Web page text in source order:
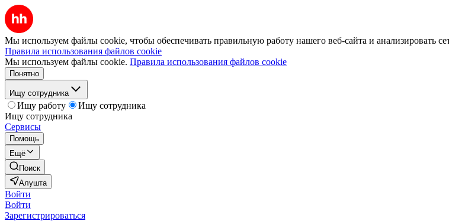
Мы используем файлы cookie, чтобы обеспечивать правильную работу нашего веб-сайта и анализировать
Правила использования файлов cookie
Мы используем файлы cookie. Правила использования файлов cookie
Понятно
Ищу сотрудника
Ищу работу
Ищу сотрудника
Ищу сотрудника
Сервисы
Помощь
Ещё
Поиск
Алушта
Войти
Войти
Зарегистрироваться